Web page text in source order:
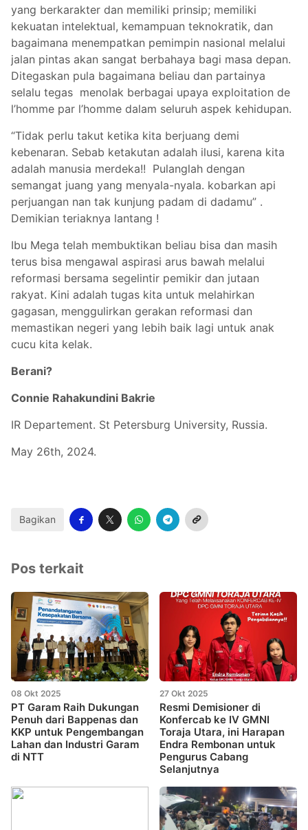
yang berkarakter dan memiliki prinsip; memiliki
kekuatan intelektual, kemampuan teknokratik, dan
bagaimana menempatkan pemimpin nasional melalui
jalan pintas akan sangat berbahaya bagi masa depan.
Ditegaskan pula bagaimana beliau dan partainya
selalu tegas menolak berbagai upaya exploitation de
l’homme par l’homme dalam seluruh aspek kehidupan.
“Tidak perlu takut ketika kita berjuang demi
kebenaran. Sebab ketakutan adalah ilusi, karena kita
adalah manusia merdeka!! Pulanglah dengan
semangat juang yang menyala-nyala. kobarkan api
perjuangan nan tak kunjung padam di dadamu” .
Demikian teriaknya lantang !
Ibu Mega telah membuktikan beliau bisa dan masih
terus bisa mengawal aspirasi arus bawah melalui
reformasi bersama segelintir pemikir dan jutaan
rakyat. Kini adalah tugas kita untuk melahirkan
gagasan, menggulirkan gerakan reformasi dan
memastikan negeri yang lebih baik lagi untuk anak
cucu kita kelak.
Berani?
Connie Rahakundini Bakrie
IR Departement. St Petersburg University, Russia.
May 26th, 2024.
Bagikan
Pos terkait
08 Okt 2025
PT Garam Raih Dukungan
Penuh dari Bappenas dan
KKP untuk Pengembangan
Lahan dan Industri Garam
di NTT
27 Okt 2025
Resmi Demisioner di
Konfercab ke IV GMNI
Toraja Utara, ini Harapan
Endra Rembonan untuk
Pengurus Cabang
Selanjutnya